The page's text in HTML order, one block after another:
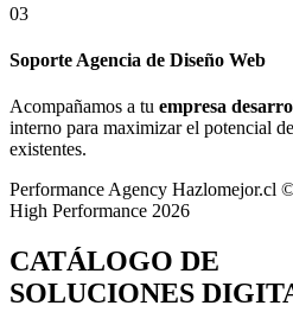
03
Soporte Agencia de Diseño Web
Acompañamos a tu empresa
interno para maximizar el potencial
existentes.
Performance Agency Hazlomejor.cl
High Performance 2026
CATÁLOGO DE
SOLUCIONES